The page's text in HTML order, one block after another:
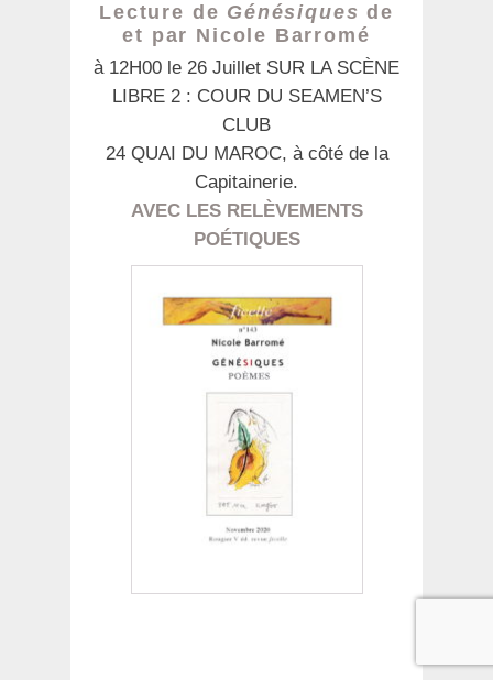
Lecture de Génésiques de
et par Nicole Barromé
à 12H00 le 26 Juillet SUR LA SCÈNE
LIBRE 2 : COUR DU SEAMEN’S
CLUB
24 QUAI DU MAROC, à côté de la
Capitainerie.
AVEC LES RELÈVEMENTS
POÉTIQUES